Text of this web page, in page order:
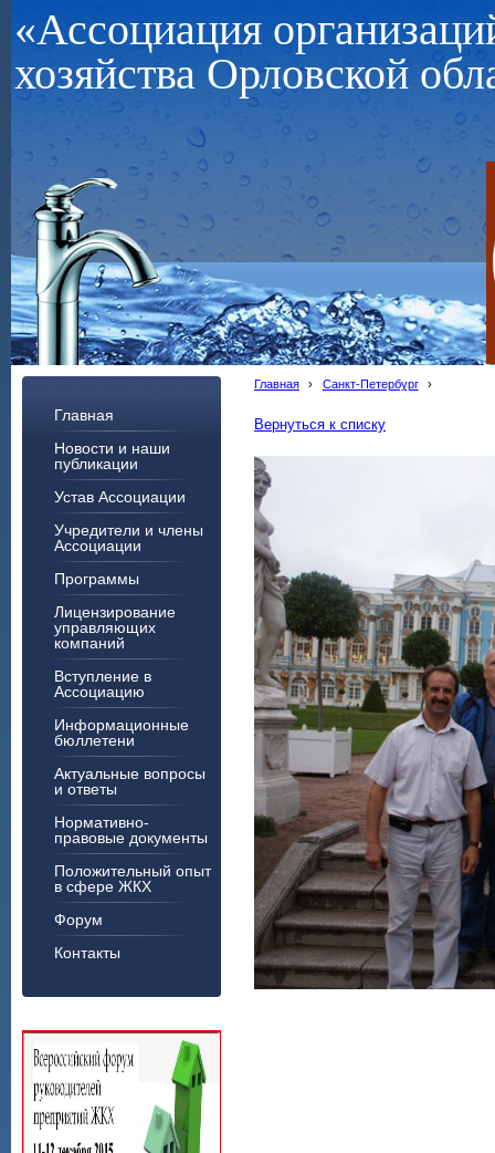
«Ассоциация
хозяйства Орловской
Главная
Новости и наши
публикации
Устав Ассоциации
Учредители и члены
Ассоциации
Программы
Лицензирование
управляющих
компаний
Вступление в
Ассоциацию
Информационные
бюллетени
Актуальные вопросы
и ответы
Нормативно-
правовые документы
Положительный опыт
в сфере ЖКХ
Форум
Контакты
Главная › Санкт-Петербург ›
Вернуться к списку